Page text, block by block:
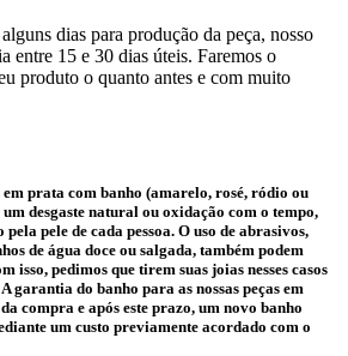
dias para produção da peça, nosso
entre 15 e 30 dias úteis. Faremos o
produto o quanto antes e com muito
em prata com banho (amarelo, rosé, ródio ou
desgaste natural ou oxidação com o tempo,
pele de cada pessoa. O uso de abrasivos,
de água doce ou salgada, também podem
isso, pedimos que tirem suas joias nesses casos
garantia do banho para as nossas peças em
compra e após este prazo, um novo banho
um custo previamente acordado com o